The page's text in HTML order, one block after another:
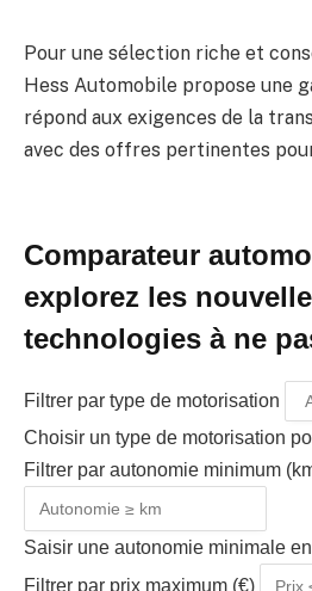
Pour une sélection riche et
Hess Automobile propose une
répond aux exigences de la
avec des offres pertinentes
Comparateur
explorez les
technologies à ne
Filtrer par type de motorisation
Choisir un type de motorisation
Filtrer par autonomie minimum
Saisir une autonomie minimale
Filtrer par prix maximum (€)